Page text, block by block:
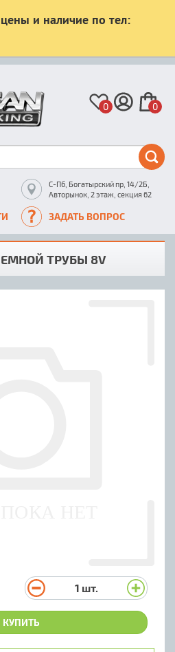
и наличие по тел:
0 0
С-Пб, Богатырский пр, 14/2Б,
Авторынок, 2 этаж, секция 62
ЗАДАТЬ ВОПРОС
ТРУБЫ 8V
1 шт.
КУПИТЬ